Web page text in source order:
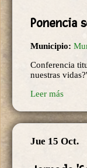
Ponencia
Municipio:
Conferencia
nuestras vidas?'
Leer más
Jue 15 Oct.